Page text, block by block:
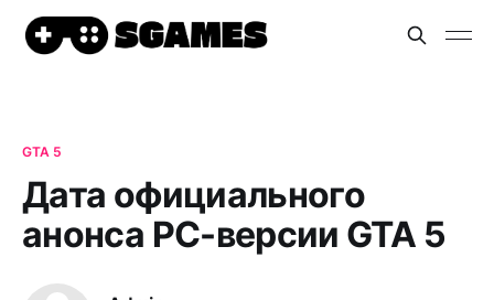
GTA 5
Дата официального
анонса PC-версии GTA 5